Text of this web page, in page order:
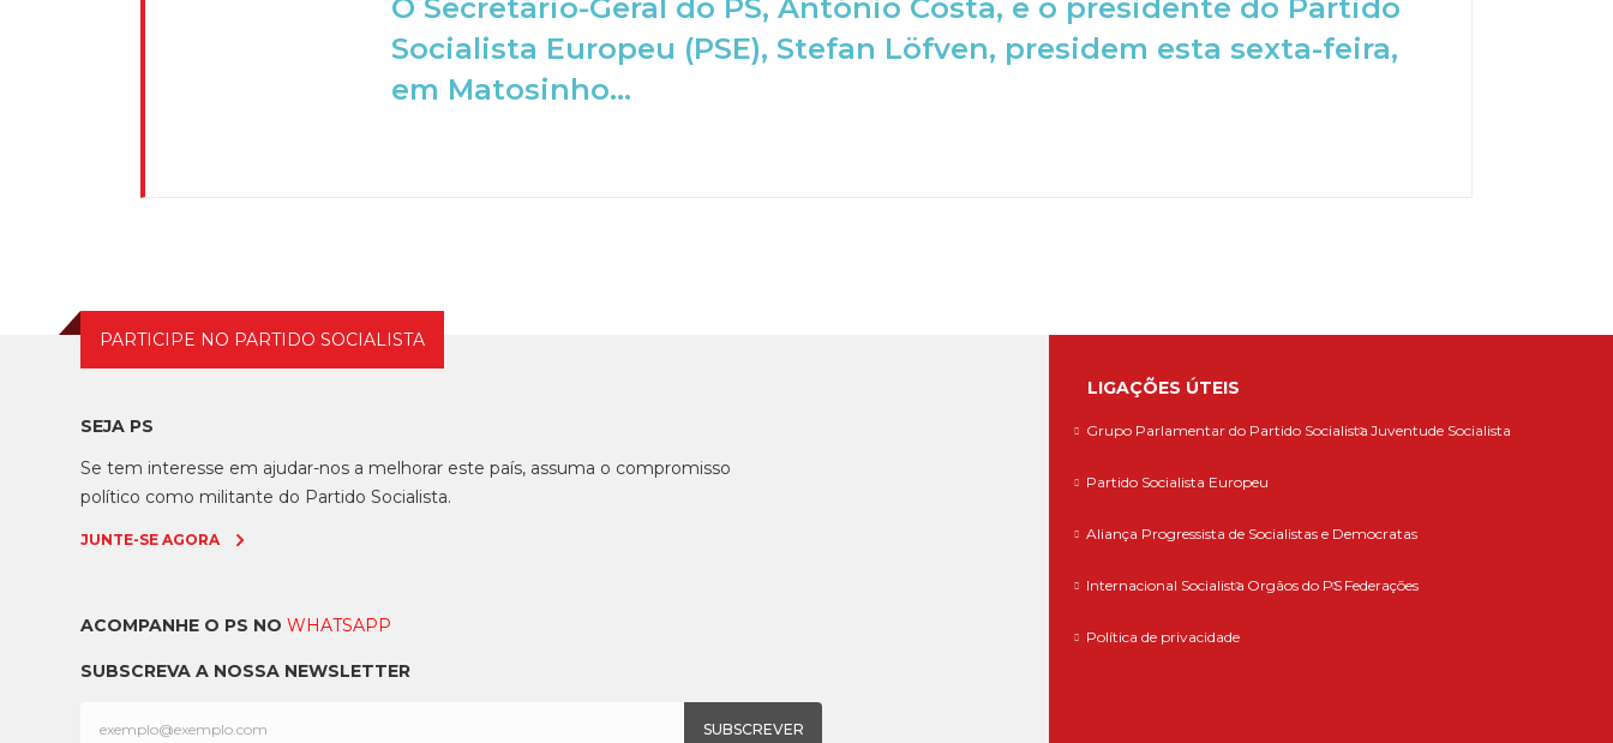
O Secretário-Geral do PS, António Costa, e o presidente do Partido
Socialista Europeu (PSE), Stefan Löfven, presidem esta sexta-feira,
em Matosinho...
PARTICIPE NO PARTIDO SOCIALISTA
SEJA PS
Se tem interesse em ajudar-nos a melhorar este país, assuma o compromisso
político como militante do Partido Socialista.
JUNTE-SE AGORA
ACOMPANHE O PS NOWHATSAPP
SUBSCREVA A NOSSA NEWSLETTER
LIGAÇÕES ÚTEIS
Grupo Parlamentar do Partido Socialista Juventude Socialista
Partido Socialista Europeu
Aliança Progressista de Socialistas e Democratas
Internacional Socialista Orgãos do PS Federações
Política de privacidade